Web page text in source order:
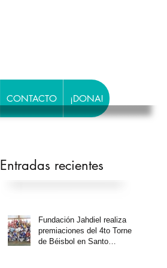
CONTACTO ¡DONA!
Entradas recientes
Fundación Jahdiel realiza
premiaciones del 4to Torneo
de Béisbol en Santo